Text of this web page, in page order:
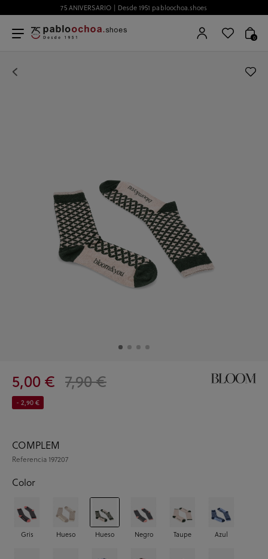
75 ANIVERSARIO | Desde 1951 pabloochoa.shoes
0
5,00 € 7,90 €
- 2,90 €
COMPLEM
Referencia 197207
Color
Gris Hueso Hueso Negro Taupe Azul